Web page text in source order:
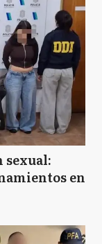
sexual:
en